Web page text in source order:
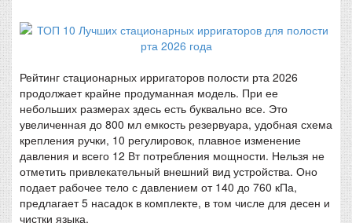
Рейтинг стационарных ирригаторов полости рта 2026
продолжает крайне продуманная модель. При ее
небольших размерах здесь есть буквально все. Это
увеличенная до 800 мл емкость резервуара, удобная схема
крепления ручки, 10 регулировок, плавное изменение
давления и всего 12 Вт потребления мощности. Нельзя не
отметить привлекательный внешний вид устройства. Оно
подает рабочее тело с давлением от 140 до 760 кПа,
предлагает 5 насадок в комплекте, в том числе для десен и
чистки языка.